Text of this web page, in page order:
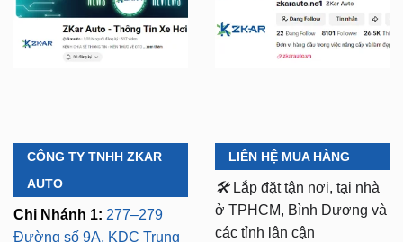
CÔNG TY TNHH ZKAR
AUTO
Chi Nhánh 1: 277–279
Đường số 9A, KDC Trung
LIÊN HỆ MUA HÀNG
🛠️ Lắp đặt tận nơi, tại nhà
ở TPHCM, Bình Dương và
các tỉnh lân cận